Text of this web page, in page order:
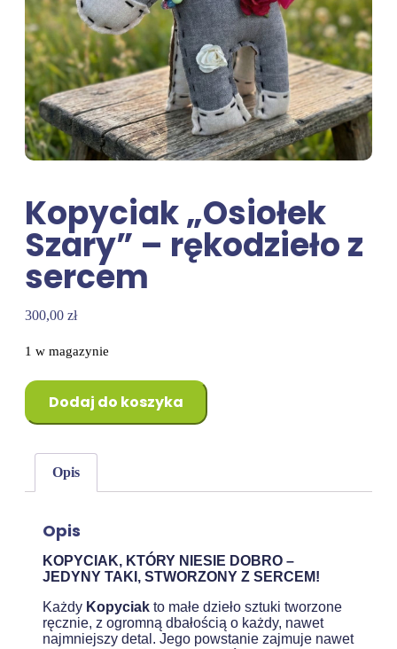
Kopyciak „Osiołek
Szary” – rękodzieło z
sercem
300,00 zł
1 w magazynie
Dodaj do koszyka
Opis
Opis
KOPYCIAK, KTÓRY NIESIE DOBRO –
JEDYNY TAKI, STWORZONY Z SERCEM!
Każdy Kopyciak to małe dzieło sztuki tworzone
ręcznie, z ogromną dbałością o każdy, nawet
najmniejszy detal. Jego powstanie zajmuje nawet